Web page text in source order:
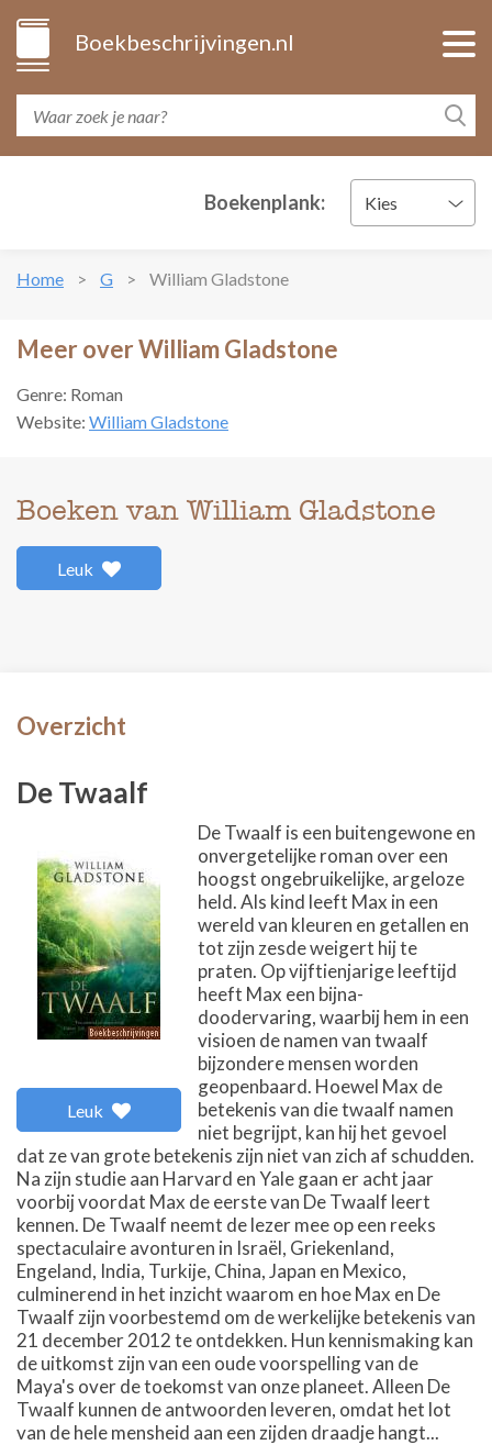
Boekbeschrijvingen.nl
Boekenplank: Kies
Home G William Gladstone
Meer over William Gladstone
Genre: Roman
Website: William Gladstone
Boeken van William Gladstone
Leuk
Overzicht
De Twaalf
Leuk
De Twaalf is een buitengewone en
onvergetelijke roman over een
hoogst ongebruikelijke, argeloze
held. Als kind leeft Max in een
wereld van kleuren en getallen en
tot zijn zesde weigert hij te
praten. Op vijftienjarige leeftijd
heeft Max een bijna-
doodervaring, waarbij hem in een
visioen de namen van twaalf
bijzondere mensen worden
geopenbaard. Hoewel Max de
betekenis van die twaalf namen
niet begrijpt, kan hij het gevoel
dat ze van grote betekenis zijn niet van zich af schudden.
Na zijn studie aan Harvard en Yale gaan er acht jaar
voorbij voordat Max de eerste van De Twaalf leert
kennen. De Twaalf neemt de lezer mee op een reeks
spectaculaire avonturen in Israël, Griekenland,
Engeland, India, Turkije, China, Japan en Mexico,
culminerend in het inzicht waarom en hoe Max en De
Twaalf zijn voorbestemd om de werkelijke betekenis van
21 december 2012 te ontdekken. Hun kennismaking kan
de uitkomst zijn van een oude voorspelling van de
Maya's over de toekomst van onze planeet. Alleen De
Twaalf kunnen de antwoorden leveren, omdat het lot
van de hele mensheid aan een zijden draadje hangt...